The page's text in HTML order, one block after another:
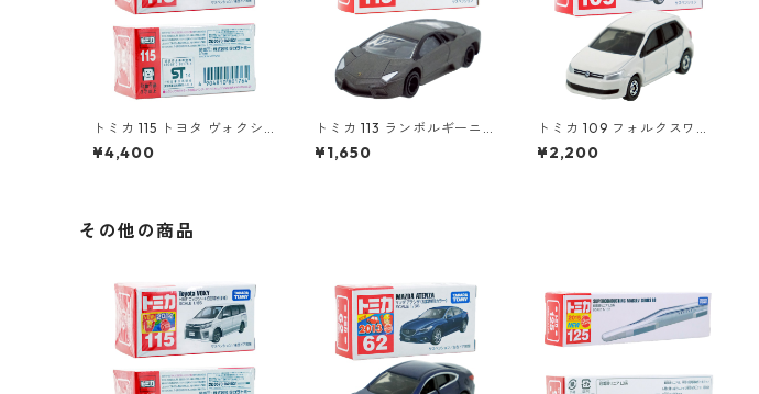
トミカ 115 トヨタ ヴォクシ
ー（初回特別仕様）#10801
764
¥4,400
トミカ 113 ランボルギーニ
レヴェントン #10359791
¥1,650
トミカ 109 フォルクスワー
ゲン ポロ（初回特別カラ
ー）#10467380
¥2,200
その他の商品